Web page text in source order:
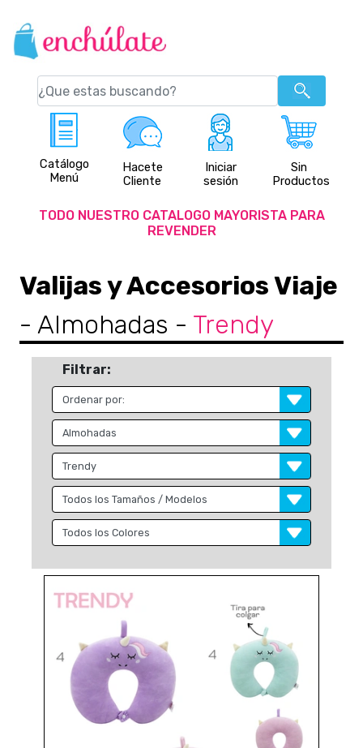
Catálogo
Menú
Hacete
Cliente
Iniciar
sesión
Sin
Productos
TODO NUESTRO CATALOGO MAYORISTA PARA
REVENDER
Valijas y Accesorios Viaje
- Almohadas - Trendy
Filtrar: